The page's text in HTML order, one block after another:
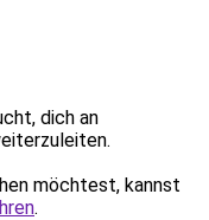
dich an
möchtest, kannst
.